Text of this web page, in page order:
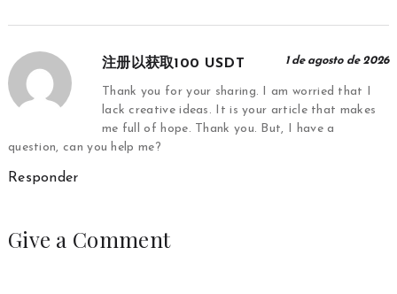
注册以获取100 USDT 1 de agosto de 2026
Thank you for your sharing. I am worried that I
lack creative ideas. It is your article that makes
me full of hope. Thank you. But, I have a
question, can you help me?
Responder
Give a Comment